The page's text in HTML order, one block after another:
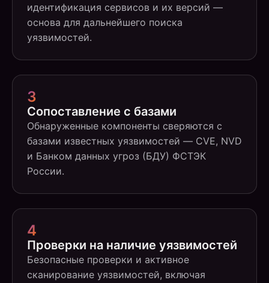
идентификация сервисов и их версий —
основа для дальнейшего поиска
уязвимостей.
3
Сопоставление с базами
Обнаруженные компоненты сверяются с
базами известных уязвимостей — CVE, NVD
и Банком данных угроз (БДУ) ФСТЭК
России.
4
Проверки на наличие уязвимостей
Безопасные проверки и активное
сканирование уязвимостей, включая